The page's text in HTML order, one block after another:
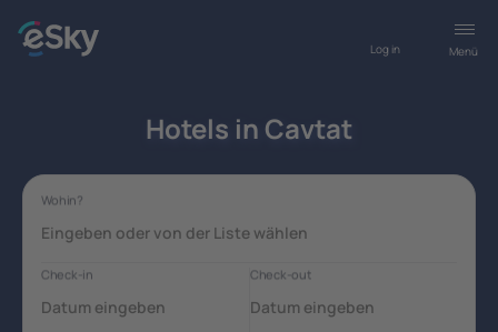
Menü
Log in
Hotels in Cavtat